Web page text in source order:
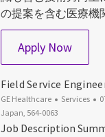
の提案を含む医療機
Apply NowField
Field Service
GE Healthcare Category
Services
Japan, 564-0063
Job Description